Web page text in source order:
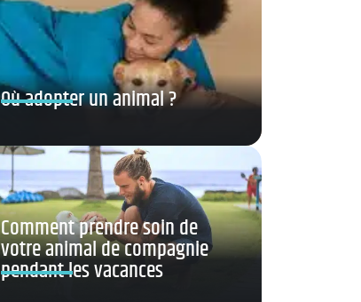
Où adopter un animal ?
Comment prendre soin de
votre animal de compagnie
pendant les vacances